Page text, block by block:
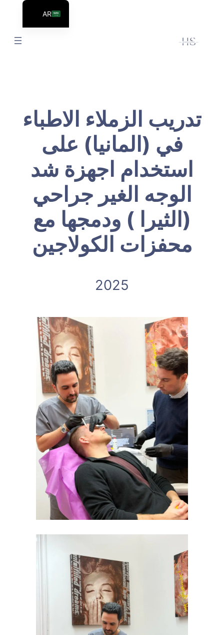
تدريب الزملاء الاطباء
في (المانيا) على
استخدام اجهزة شد
الوجه الغير جراحي
(الثيرا ) ودمجها مع
محفزات الكولاجين
2025
AR
EN